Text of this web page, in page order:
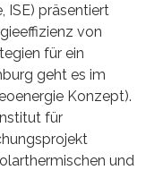
ISE) präsentiert
von
für ein
geht es im
Konzept).
für
und